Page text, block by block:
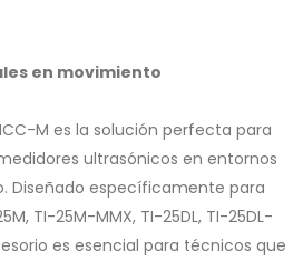
en movimiento
M es la solución perfecta para
ultrasónicos en entornos
Diseñado específicamente para
TI-25M-MMX, TI-25DL, TI-25DL-
es esencial para técnicos que